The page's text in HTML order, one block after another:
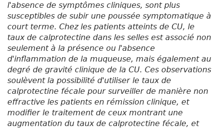
l'absence de symptômes cliniques, sont plus
susceptibles de subir une poussée symptomatique à
court terme. Chez les patients atteints de CU, le
taux de calprotectine dans les selles est associé non
seulement à la présence ou l'absence
d'inflammation de la muqueuse, mais également au
degré de gravité clinique de la CU. Ces observations
soulèvent la possibilité d'utiliser le taux de
calprotectine fécale pour surveiller de manière non
effractive les patients en rémission clinique, et
modifier le traitement de ceux montrant une
augmentation du taux de calprotectine fécale, et